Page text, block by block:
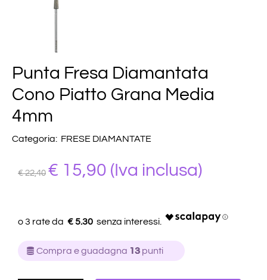
Punta Fresa Diamantata
Cono Piatto Grana Media
4mm
Categoria: FRESE DIAMANTATE
€ 22,40 € 15,90 (Iva inclusa)
€ 5.30
Compra e guadagna 13 punti